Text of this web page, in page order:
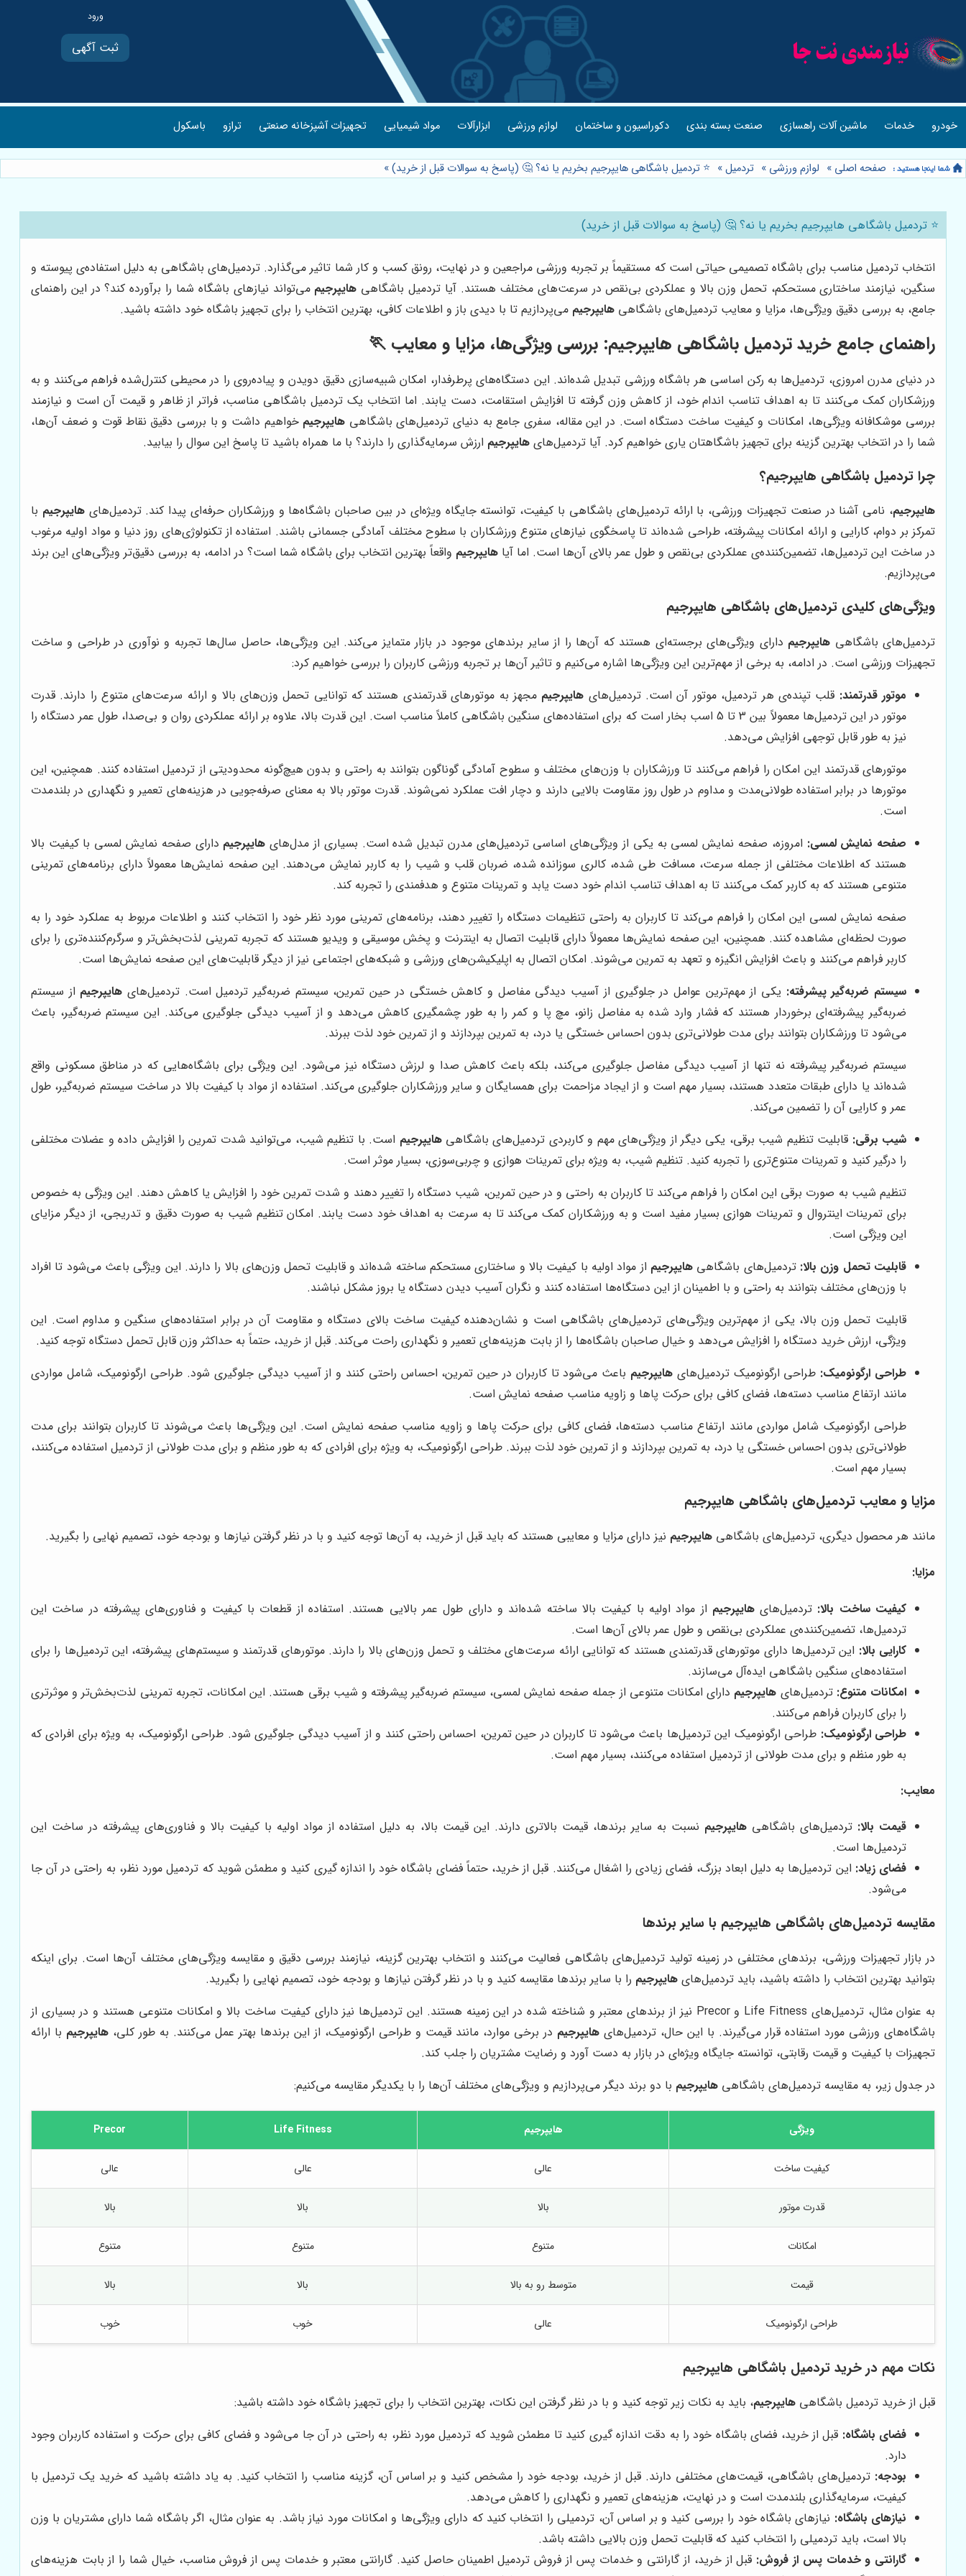
ثبت آگهی
خودرو خدمات ماشین آلات راهسازی صنعت بسته بندی دکوراسیون و ساختمان لوازم ورزشی ابزارآلات مواد شیمیایی تجهیزات آشپزخانه صنعتی ترازو باسکول
صفحه اصلی » لوازم ورزشی » تردمیل» ⭐️ تردمیل باشگاهی هایپرجیم بخریم یا نه؟ 🤔 (پاسخ به سوالات قبل از خرید)»
⭐️ تردمیل باشگاهی هایپرجیم بخریم یا نه؟ 🤔 (پاسخ به سوالات قبل از خرید)
انتخاب تردمیل مناسب برای باشگاه تصمیمی حیاتی است که مستقیماً بر تجربه ورزشی مراجعین و در نهایت، رونق کسب و کار شما تاثیر می‌گذارد. تردمیل‌های باشگاهی به دلیل استفاده‌ی پیوسته و
سنگین، نیازمند ساختاری مستحکم، تحمل وزن بالا و عملکردی بی‌نقص در سرعت‌های مختلف هستند. آیا تردمیل باشگاهی هایپرجیم می‌تواند نیازهای باشگاه شما را برآورده کند؟ در این راهنمای
جامع، به بررسی دقیق ویژگی‌ها، مزایا و معایب تردمیل‌های باشگاهی هایپرجیم می‌پردازیم تا با دیدی باز و اطلاعات کافی، بهترین انتخاب را برای تجهیز باشگاه خود داشته باشید.
راهنمای جامع خرید تردمیل باشگاهی هایپرجیم: بررسی ویژگی‌ها، مزایا و معایب 🏃
در دنیای مدرن امروزی، تردمیل‌ها به رکن اساسی هر باشگاه ورزشی تبدیل شده‌اند. این دستگاه‌های پرطرفدار، امکان شبیه‌سازی دقیق دویدن و پیاده‌روی را در محیطی کنترل‌شده فراهم می‌کنند و به
ورزشکاران کمک می‌کنند تا به اهداف تناسب اندام خود، از کاهش وزن گرفته تا افزایش استقامت، دست یابند. اما انتخاب یک تردمیل باشگاهی مناسب، فراتر از ظاهر و قیمت آن است و نیازمند
بررسی موشکافانه ویژگی‌ها، امکانات و کیفیت ساخت دستگاه است. در این مقاله، سفری جامع به دنیای تردمیل‌های باشگاهی هایپرجیم خواهیم داشت و با بررسی دقیق نقاط قوت و ضعف آن‌ها،
شما را در انتخاب بهترین گزینه برای تجهیز باشگاهتان یاری خواهیم کرد. آیا تردمیل‌های هایپرجیم ارزش سرمایه‌گذاری را دارند؟ با ما همراه باشید تا پاسخ این سوال را بیابید.
چرا تردمیل باشگاهی هایپرجیم؟
هایپرجیم، نامی آشنا در صنعت تجهیزات ورزشی، با ارائه تردمیل‌های باشگاهی با کیفیت، توانسته جایگاه ویژه‌ای در بین صاحبان باشگاه‌ها و ورزشکاران حرفه‌ای پیدا کند. تردمیل‌هایهایپرجیم با
تمرکز بر دوام، کارایی و ارائه امکانات پیشرفته، طراحی شده‌اند تا پاسخگوی نیازهای متنوع ورزشکاران با سطوح مختلف آمادگی جسمانی باشند. استفاده از تکنولوژی‌های روز دنیا و مواد اولیه مرغوب
در ساخت این تردمیل‌ها، تضمین‌کننده‌ی عملکردی بی‌نقص و طول عمر بالای آن‌ها است. اما آیا هایپرجیم واقعاً بهترین انتخاب برای باشگاه شما است؟ در ادامه، به بررسی دقیق‌تر ویژگی‌های این برند
می‌پردازیم.
ویژگی‌های کلیدی تردمیل‌های باشگاهی هایپرجیم
تردمیل‌های باشگاهی هایپرجیم دارای ویژگی‌های برجسته‌ای هستند که آن‌ها را از سایر برندهای موجود در بازار متمایز می‌کند. این ویژگی‌ها، حاصل سال‌ها تجربه و نوآوری در طراحی و ساخت
تجهیزات ورزشی است. در ادامه، به برخی از مهم‌ترین این ویژگی‌ها اشاره می‌کنیم و تاثیر آن‌ها بر تجربه ورزشی کاربران را بررسی خواهیم کرد:
موتور قدرتمند: قلب تپنده‌ی هر تردمیل، موتور آن است. تردمیل‌های هایپرجیم مجهز به موتورهای قدرتمندی هستند که توانایی تحمل وزن‌های بالا و ارائه سرعت‌های متنوع را دارند. قدرت
موتور در این تردمیل‌ها معمولاً بین 3 تا 5 اسب بخار است که برای استفاده‌های سنگین باشگاهی کاملاً مناسب است. این قدرت بالا، علاوه بر ارائه عملکردی روان و بی‌صدا، طول عمر دستگاه را
نیز به طور قابل توجهی افزایش می‌دهد.
موتورهای قدرتمند این امکان را فراهم می‌کنند تا ورزشکاران با وزن‌های مختلف و سطوح آمادگی گوناگون بتوانند به راحتی و بدون هیچ‌گونه محدودیتی از تردمیل استفاده کنند. همچنین، این
موتورها در برابر استفاده طولانی‌مدت و مداوم در طول روز مقاومت بالایی دارند و دچار افت عملکرد نمی‌شوند. قدرت موتور بالا به معنای صرفه‌جویی در هزینه‌های تعمیر و نگهداری در بلندمدت
است.
صفحه نمایش لمسی: امروزه، صفحه نمایش لمسی به یکی از ویژگی‌های اساسی تردمیل‌های مدرن تبدیل شده است. بسیاری از مدل‌های هایپرجیم دارای صفحه نمایش لمسی با کیفیت بالا
هستند که اطلاعات مختلفی از جمله سرعت، مسافت طی شده، کالری سوزانده شده، ضربان قلب و شیب را به کاربر نمایش می‌دهند. این صفحه نمایش‌ها معمولاً دارای برنامه‌های تمرینی
متنوعی هستند که به کاربر کمک می‌کنند تا به اهداف تناسب اندام خود دست یابد و تمرینات متنوع و هدفمندی را تجربه کند.
صفحه نمایش لمسی این امکان را فراهم می‌کند تا کاربران به راحتی تنظیمات دستگاه را تغییر دهند، برنامه‌های تمرینی مورد نظر خود را انتخاب کنند و اطلاعات مربوط به عملکرد خود را به
صورت لحظه‌ای مشاهده کنند. همچنین، این صفحه نمایش‌ها معمولاً دارای قابلیت اتصال به اینترنت و پخش موسیقی و ویدیو هستند که تجربه تمرینی لذت‌بخش‌تر و سرگرم‌کننده‌تری را برای
کاربر فراهم می‌کنند و باعث افزایش انگیزه و تعهد به تمرین می‌شوند. امکان اتصال به اپلیکیشن‌های ورزشی و شبکه‌های اجتماعی نیز از دیگر قابلیت‌های این صفحه نمایش‌ها است.
سیستم ضربه‌گیر پیشرفته: یکی از مهم‌ترین عوامل در جلوگیری از آسیب دیدگی مفاصل و کاهش خستگی در حین تمرین، سیستم ضربه‌گیر تردمیل است. تردمیل‌های هایپرجیم از سیستم
ضربه‌گیر پیشرفته‌ای برخوردار هستند که فشار وارد شده به مفاصل زانو، مچ پا و کمر را به طور چشمگیری کاهش می‌دهد و از آسیب دیدگی جلوگیری می‌کند. این سیستم ضربه‌گیر، باعث
می‌شود تا ورزشکاران بتوانند برای مدت طولانی‌تری بدون احساس خستگی یا درد، به تمرین بپردازند و از تمرین خود لذت ببرند.
سیستم ضربه‌گیر پیشرفته نه تنها از آسیب دیدگی مفاصل جلوگیری می‌کند، بلکه باعث کاهش صدا و لرزش دستگاه نیز می‌شود. این ویژگی برای باشگاه‌هایی که در مناطق مسکونی واقع
شده‌اند یا دارای طبقات متعدد هستند، بسیار مهم است و از ایجاد مزاحمت برای همسایگان و سایر ورزشکاران جلوگیری می‌کند. استفاده از مواد با کیفیت بالا در ساخت سیستم ضربه‌گیر، طول
عمر و کارایی آن را تضمین می‌کند.
شیب برقی: قابلیت تنظیم شیب برقی، یکی دیگر از ویژگی‌های مهم و کاربردی تردمیل‌های باشگاهیهایپرجیم است. با تنظیم شیب، می‌توانید شدت تمرین را افزایش داده و عضلات مختلفی
را درگیر کنید و تمرینات متنوع‌تری را تجربه کنید. تنظیم شیب، به ویژه برای تمرینات هوازی و چربی‌سوزی، بسیار موثر است.
تنظیم شیب به صورت برقی این امکان را فراهم می‌کند تا کاربران به راحتی و در حین تمرین، شیب دستگاه را تغییر دهند و شدت تمرین خود را افزایش یا کاهش دهند. این ویژگی به خصوص
برای تمرینات اینتروال و تمرینات هوازی بسیار مفید است و به ورزشکاران کمک می‌کند تا به سرعت به اهداف خود دست یابند. امکان تنظیم شیب به صورت دقیق و تدریجی، از دیگر مزایای
این ویژگی است.
قابلیت تحمل وزن بالا: تردمیل‌های باشگاهی هایپرجیم از مواد اولیه با کیفیت بالا و ساختاری مستحکم ساخته شده‌اند و قابلیت تحمل وزن‌های بالا را دارند. این ویژگی باعث می‌شود تا افراد
با وزن‌های مختلف بتوانند به راحتی و با اطمینان از این دستگاه‌ها استفاده کنند و نگران آسیب دیدن دستگاه یا بروز مشکل نباشند.
قابلیت تحمل وزن بالا، یکی از مهم‌ترین ویژگی‌های تردمیل‌های باشگاهی است و نشان‌دهنده کیفیت ساخت بالای دستگاه و مقاومت آن در برابر استفاده‌های سنگین و مداوم است. این
ویژگی، ارزش خرید دستگاه را افزایش می‌دهد و خیال صاحبان باشگاه‌ها را از بابت هزینه‌های تعمیر و نگهداری راحت می‌کند. قبل از خرید، حتماً به حداکثر وزن قابل تحمل دستگاه توجه کنید.
طراحی ارگونومیک: طراحی ارگونومیک تردمیل‌های هایپرجیم باعث می‌شود تا کاربران در حین تمرین، احساس راحتی کنند و از آسیب دیدگی جلوگیری شود. طراحی ارگونومیک، شامل مواردی
مانند ارتفاع مناسب دسته‌ها، فضای کافی برای حرکت پاها و زاویه مناسب صفحه نمایش است.
طراحی ارگونومیک شامل مواردی مانند ارتفاع مناسب دسته‌ها، فضای کافی برای حرکت پاها و زاویه مناسب صفحه نمایش است. این ویژگی‌ها باعث می‌شوند تا کاربران بتوانند برای مدت
طولانی‌تری بدون احساس خستگی یا درد، به تمرین بپردازند و از تمرین خود لذت ببرند. طراحی ارگونومیک، به ویژه برای افرادی که به طور منظم و برای مدت طولانی از تردمیل استفاده می‌کنند،
بسیار مهم است.
مزایا و معایب تردمیل‌های باشگاهی هایپرجیم
مانند هر محصول دیگری، تردمیل‌های باشگاهی هایپرجیم نیز دارای مزایا و معایبی هستند که باید قبل از خرید، به آن‌ها توجه کنید و با در نظر گرفتن نیازها و بودجه خود، تصمیم نهایی را بگیرید.
مزایا:
کیفیت ساخت بالا: تردمیل‌هایهایپرجیم از مواد اولیه با کیفیت بالا ساخته شده‌اند و دارای طول عمر بالایی هستند. استفاده از قطعات با کیفیت و فناوری‌های پیشرفته در ساخت این
تردمیل‌ها، تضمین‌کننده‌ی عملکردی بی‌نقص و طول عمر بالای آن‌ها است.
کارایی بالا: این تردمیل‌ها دارای موتورهای قدرتمندی هستند که توانایی ارائه سرعت‌های مختلف و تحمل وزن‌های بالا را دارند. موتورهای قدرتمند و سیستم‌های پیشرفته، این تردمیل‌ها را برای
استفاده‌های سنگین باشگاهی ایده‌آل می‌سازند.
امکانات متنوع: تردمیل‌های هایپرجیم دارای امکانات متنوعی از جمله صفحه نمایش لمسی، سیستم ضربه‌گیر پیشرفته و شیب برقی هستند. این امکانات، تجربه تمرینی لذت‌بخش‌تر و موثرتری
را برای کاربران فراهم می‌کنند.
طراحی ارگونومیک: طراحی ارگونومیک این تردمیل‌ها باعث می‌شود تا کاربران در حین تمرین، احساس راحتی کنند و از آسیب دیدگی جلوگیری شود. طراحی ارگونومیک، به ویژه برای افرادی که
به طور منظم و برای مدت طولانی از تردمیل استفاده می‌کنند، بسیار مهم است.
معایب:
قیمت بالا: تردمیل‌های باشگاهیهایپرجیم نسبت به سایر برندها، قیمت بالاتری دارند. این قیمت بالا، به دلیل استفاده از مواد اولیه با کیفیت بالا و فناوری‌های پیشرفته در ساخت این
تردمیل‌ها است.
فضای زیاد: این تردمیل‌ها به دلیل ابعاد بزرگ، فضای زیادی را اشغال می‌کنند. قبل از خرید، حتماً فضای باشگاه خود را اندازه گیری کنید و مطمئن شوید که تردمیل مورد نظر، به راحتی در آن جا
می‌شود.
مقایسه تردمیل‌های باشگاهی هایپرجیم با سایر برندها
در بازار تجهیزات ورزشی، برندهای مختلفی در زمینه تولید تردمیل‌های باشگاهی فعالیت می‌کنند و انتخاب بهترین گزینه، نیازمند بررسی دقیق و مقایسه ویژگی‌های مختلف آن‌ها است. برای اینکه
بتوانید بهترین انتخاب را داشته باشید، باید تردمیل‌های هایپرجیم را با سایر برندها مقایسه کنید و با در نظر گرفتن نیازها و بودجه خود، تصمیم نهایی را بگیرید.
به عنوان مثال، تردمیل‌های Life Fitness و Precor نیز از برندهای معتبر و شناخته شده در این زمینه هستند. این تردمیل‌ها نیز دارای کیفیت ساخت بالا و امکانات متنوعی هستند و در بسیاری از
باشگاه‌های ورزشی مورد استفاده قرار می‌گیرند. با این حال، تردمیل‌های هایپرجیم در برخی موارد، مانند قیمت و طراحی ارگونومیک، از این برندها بهتر عمل می‌کنند. به طور کلی،هایپرجیم با ارائه
تجهیزات با کیفیت و قیمت رقابتی، توانسته جایگاه ویژه‌ای در بازار به دست آورد و رضایت مشتریان را جلب کند.
در جدول زیر، به مقایسه تردمیل‌های باشگاهی هایپرجیم با دو برند دیگر می‌پردازیم و ویژگی‌های مختلف آن‌ها را با یکدیگر مقایسه می‌کنیم:
ویژگی هایپرجیم Life Fitness
Precor
کیفیت ساخت عالی عالی عالی
قدرت موتور بالا بالا بالا
امکانات متنوع متنوع متنوع
قیمت متوسط رو به بالا بالا بالا
طراحی ارگونومیک عالی خوب خوب
نکات مهم در خرید تردمیل باشگاهی هایپرجیم
قبل از خرید تردمیل باشگاهی هایپرجیم، باید به نکات زیر توجه کنید و با در نظر گرفتن این نکات، بهترین انتخاب را برای تجهیز باشگاه خود داشته باشید:
فضای باشگاه: قبل از خرید، فضای باشگاه خود را به دقت اندازه گیری کنید تا مطمئن شوید که تردمیل مورد نظر، به راحتی در آن جا می‌شود و فضای کافی برای حرکت و استفاده کاربران وجود
دارد.
بودجه: تردمیل‌های باشگاهی، قیمت‌های مختلفی دارند. قبل از خرید، بودجه خود را مشخص کنید و بر اساس آن، گزینه مناسب را انتخاب کنید. به یاد داشته باشید که خرید یک تردمیل با
کیفیت، سرمایه‌گذاری بلندمدت است و در نهایت، هزینه‌های تعمیر و نگهداری را کاهش می‌دهد.
نیازهای باشگاه: نیازهای باشگاه خود را بررسی کنید و بر اساس آن، تردمیلی را انتخاب کنید که دارای ویژگی‌ها و امکانات مورد نیاز باشد. به عنوان مثال، اگر باشگاه شما دارای مشتریان با وزن
بالا است، باید تردمیلی را انتخاب کنید که قابلیت تحمل وزن بالایی داشته باشد.
گارانتی و خدمات پس از فروش: قبل از خرید، از گارانتی و خدمات پس از فروش تردمیل اطمینان حاصل کنید. گارانتی معتبر و خدمات پس از فروش مناسب، خیال شما را از بابت هزینه‌های